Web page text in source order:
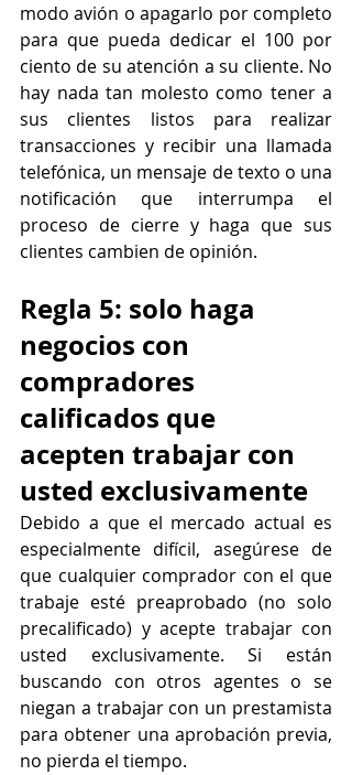
modo avión o apagarlo por completo
para que pueda dedicar el 100 por
ciento de su atención a su cliente. No
hay nada tan molesto como tener a
sus clientes listos para realizar
transacciones y recibir una llamada
telefónica, un mensaje de texto o una
notificación que interrumpa el
proceso de cierre y haga que sus
clientes cambien de opinión.
Regla 5: solo haga
negocios con
compradores
calificados que
acepten trabajar con
usted exclusivamente
Debido a que el mercado actual es
especialmente difícil, asegúrese de
que cualquier comprador con el que
trabaje esté preaprobado (no solo
precalificado) y acepte trabajar con
usted exclusivamente. Si están
buscando con otros agentes o se
niegan a trabajar con un prestamista
para obtener una aprobación previa,
no pierda el tiempo.